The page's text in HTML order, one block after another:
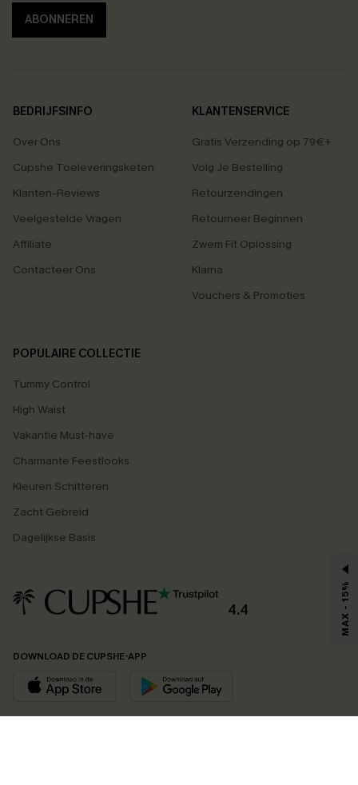
ABONNEREN
BEDRIJFSINFO
Over Ons
Cupshe Toeleveringsketen
Klanten-Reviews
Veelgestelde Vragen
Affiliate
Contacteer Ons
KLANTENSERVICE
Gratis Verzending op 79€+
Volg Je Bestelling
Retourzendingen
Retourneer Beginnen
Zwem Fit Oplossing
Klarna
Vouchers & Promoties
POPULAIRE COLLECTIE
Tummy Control
High Waist
Vakantie Must-have
Charmante Feestlooks
Kleuren Schitteren
Zacht Gebreid
Dagelijkse Basis
4.4
DOWNLOAD DE CUPSHE-APP
MAX - 15%